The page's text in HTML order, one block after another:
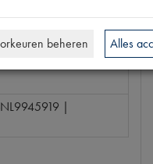
|
beheren Alles